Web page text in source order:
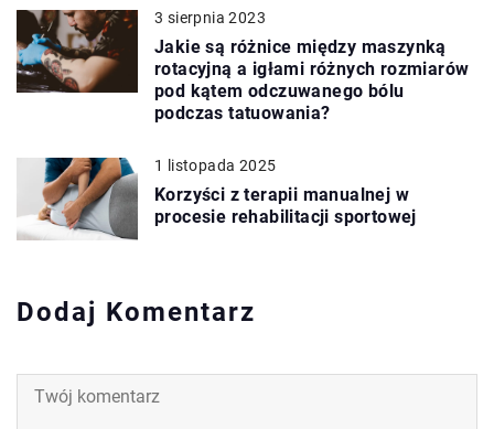
3 sierpnia 2023
Jakie są różnice między maszynką
rotacyjną a igłami różnych rozmiarów
pod kątem odczuwanego bólu
podczas tatuowania?
1 listopada 2025
Korzyści z terapii manualnej w
procesie rehabilitacji sportowej
Dodaj Komentarz